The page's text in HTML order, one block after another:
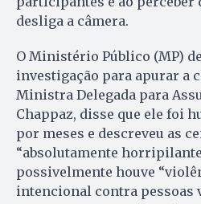
desliga a câmera.
O Ministério Público (MP)
investigação para apurar a
Ministra Delegada para
Chappaz, disse que ele foi
por meses e descreveu as
“absolutamente
possivelmente houve
intencional contra pessoas